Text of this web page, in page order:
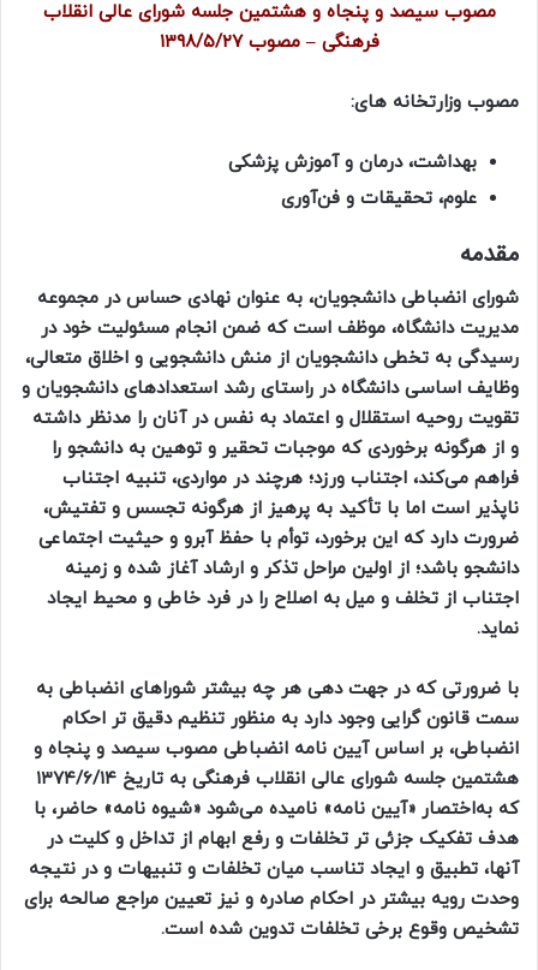
مصوب سیصد و پنجاه و هشتمین جلسه شورای عالی انقلاب
فرهنگی – مصوب ۱۳۹۸/۵/۲۷
مصوب وزارتخانه های:
بهداشت، درمان و آموزش پزشکی
علوم، تحقیقات و فن‌آوری
مقدمه
شورای انضباطی دانشجویان، به عنوان نهادی حساس در مجموعه
مدیریت دانشگاه، موظف است که ضمن انجام مسئولیت خود در
رسیدگی به تخطی دانشجویان از منش دانشجویی و اخلاق متعالی،
وظایف اساسی دانشگاه در راستای رشد استعدادهای دانشجویان و
تقویت روحیه استقلال و اعتماد به نفس در آنان را مدنظر داشته
و از هرگونه برخوردی که موجبات تحقیر و توهین به دانشجو را
فراهم می‌کند، اجتناب ورزد؛ هرچند در مواردی، تنبیه اجتناب
ناپذیر است اما با تأکید به پرهیز از هرگونه تجسس و تفتیش،
ضرورت دارد که این برخورد، توأم با حفظ آبرو و حیثیت اجتماعی
دانشجو باشد؛ از اولین مراحل تذکر و ارشاد آغاز شده و زمینه
اجتناب از تخلف و میل به اصلاح را در فرد خاطی و محیط ایجاد
نماید.
با ضرورتی که در جهت دهی هر چه بیشتر شوراهای انضباطی به
سمت قانون گرایی وجود دارد به منظور تنظیم دقیق تر احکام
انضباطی، بر اساس آیین نامه انضباطی مصوب سیصد و پنجاه و
هشتمین جلسه شورای عالی انقلاب فرهنگی به تاریخ ۱۳۷۴/۶/۱۴
که به‌اختصار «آیین نامه» نامیده می‌شود «شیوه نامه» حاضر، با
هدف تفکیک جزئی تر تخلفات و رفع ابهام از تداخل و کلیت در
آنها، تطبیق و ایجاد تناسب میان تخلفات و تنبیهات و در نتیجه
وحدت رویه بیشتر در احکام صادره و نیز تعیین مراجع صالحه برای
تشخیص وقوع برخی تخلفات تدوین شده است.